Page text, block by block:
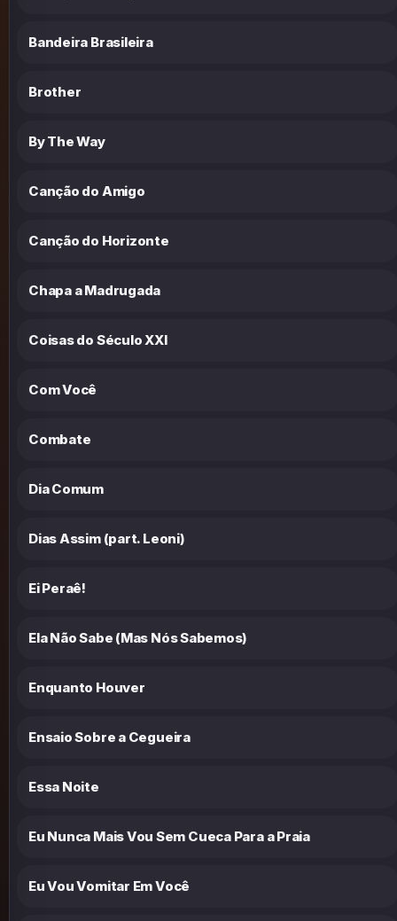
Bandeira Brasileira
Brother
By The Way
Canção do Amigo
Canção do Horizonte
Chapa a Madrugada
Coisas do Século XXI
Com Você
Combate
Dia Comum
Dias Assim (part. Leoni)
Ei Peraê!
Ela Não Sabe (Mas Nós Sabemos)
Enquanto Houver
Ensaio Sobre a Cegueira
Essa Noite
Eu Nunca Mais Vou Sem Cueca Para a Praia
Eu Vou Vomitar Em Você